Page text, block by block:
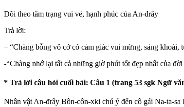
Dõi theo tâm trạng vui vẻ, hạnh phúc của An-đrây
Trả lời:
– “Chàng bỗng vô cớ có cảm giác vui mừng, sảng
-“Chàng nhớ lại tất cả những giờ phút tốt đẹp nhất của
* Trả lời câu hỏi cuối bài: Câu 1 (trang 53 sgk Ngữ
Nhân vật An-đrây Bôn-côn-xki chú ý đến cô gái Na-ta-sa